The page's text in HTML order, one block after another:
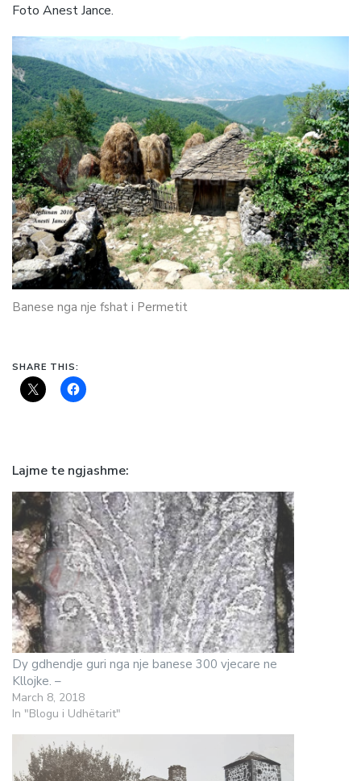
Foto Anest Jance.
Banese nga nje fshat i Permetit
SHARE THIS:
Lajme te ngjashme
Dy gdhendje guri nga nje banese 300 vjecare ne
Kllojke. –
March 8, 2018
In "Blogu i Udhëtarit"